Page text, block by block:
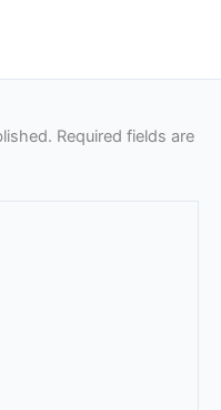
Required fields are